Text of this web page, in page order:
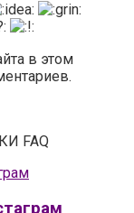
в этом
FAQ